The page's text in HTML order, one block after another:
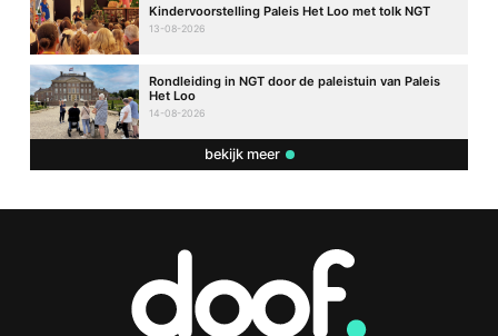
Kindervoorstelling Paleis Het Loo met tolk NGT
13-08-2026
Rondleiding in NGT door de paleistuin van Paleis
Het Loo
14-08-2026
bekijk meer